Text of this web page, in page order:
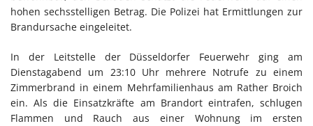
hohen sechsstelligen Betrag. Die Polizei hat Ermittlungen zur
Brandursache eingeleitet.
In der Leitstelle der Düsseldorfer Feuerwehr ging am
Dienstagabend um 23:10 Uhr mehrere Notrufe zu einem
Zimmerbrand in einem Mehrfamilienhaus am Rather Broich
ein. Als die Einsatzkräfte am Brandort eintrafen, schlugen
Flammen und Rauch aus einer Wohnung im ersten